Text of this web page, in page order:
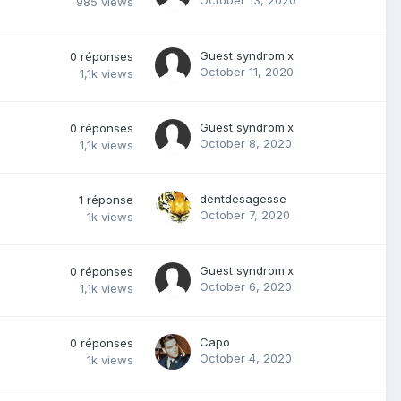
0 réponses
1,1k views
Guest syndrom.x
October 11, 2020
0 réponses
1,1k views
Guest syndrom.x
October 8, 2020
1 réponse
1k views
dentdesagesse
October 7, 2020
0 réponses
1,1k views
Guest syndrom.x
October 6, 2020
0 réponses
1k views
Capo
October 4, 2020